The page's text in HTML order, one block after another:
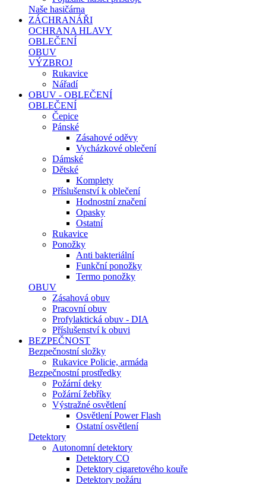
Naše hasičárna
ZÁCHRANÁŘI
OCHRANA HLAVY
OBLEČENÍ
OBUV
VÝZBROJ
Rukavice
Nářadí
OBUV - OBLEČENÍ
OBLEČENÍ
Čepice
Pánské
Zásahové oděvy
Vycházkové oblečení
Dámské
Dětské
Komplety
Příslušenství k oblečení
Hodnostní značení
Opasky
Ostatní
Rukavice
Ponožky
Anti bakteriální
Funkční ponožky
Termo ponožky
OBUV
Zásahová obuv
Pracovní obuv
Profylaktická obuv - DIA
Příslušenství k obuvi
BEZPEČNOST
Bezpečnostní složky
Rukavice Policie, armáda
Bezpečnostní prostředky
Požární deky
Požární žebříky
Výstražné osvětlení
Osvětlení Power Flash
Ostatní osvětlení
Detektory
Autonomní detektory
Detektory CO
Detektory cigaretového kouře
Detektory požáru